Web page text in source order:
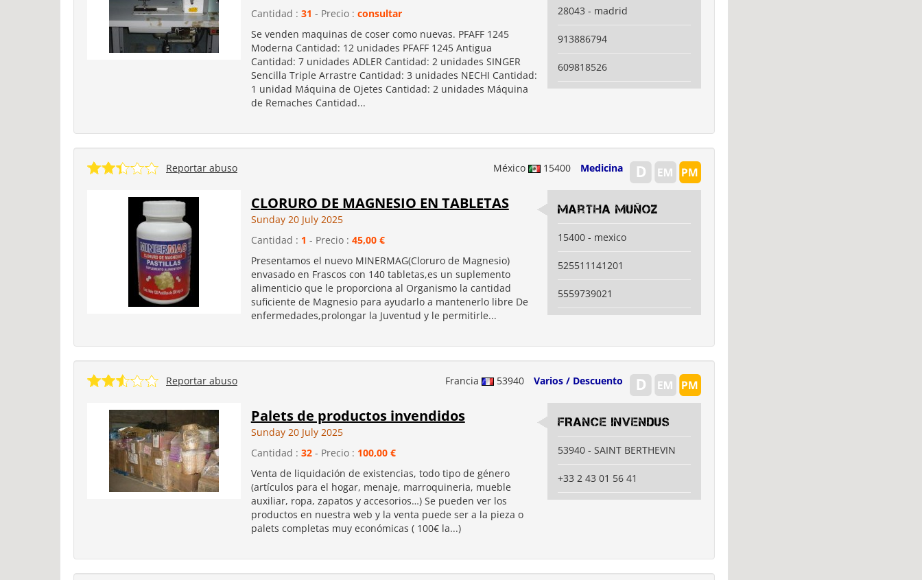
Cantidad : 31 - Precio : consultar
Se venden maquinas de coser como nuevas. PFAFF 1245
Moderna Cantidad: 12 unidades PFAFF 1245 Antigua
Cantidad: 7 unidades ADLER Cantidad: 2 unidades SINGER
Sencilla Triple Arrastre Cantidad: 3 unidades NECHI Cantidad:
1 unidad Máquina de Ojetes Cantidad: 2 unidades Máquina
de Remaches Cantidad...
28043 - madrid
913886794
609818526
México 15400 Medicina
Reportar abuso
CLORURO DE MAGNESIO EN TABLETAS
Sunday 20 July 2025
Cantidad : 1 - Precio : 45,00 €
Presentamos el nuevo MINERMAG(Cloruro de Magnesio)
envasado en Frascos con 140 tabletas,es un suplemento
alimenticio que le proporciona al Organismo la cantidad
suficiente de Magnesio para ayudarlo a mantenerlo libre De
enfermedades,prolongar la Juventud y le permitirle...
Martha Muñoz
15400 - mexico
525511141201
5559739021
Francia 53940 Varios / Descuento
Reportar abuso
Palets de productos invendidos
Sunday 20 July 2025
Cantidad : 32- Precio : 100,00 €
Venta de liquidación de existencias, todo tipo de género
(artículos para el hogar, menaje, marroquineria, mueble
auxiliar, ropa, zapatos y accesorios…) Se pueden ver los
productos en nuestra web y la venta puede ser a la pieza o
palets completas muy económicas ( 100€ la...)
FRANCE INVENDUS
53940 - SAINT BERTHEVIN
+33 2 43 01 56 41